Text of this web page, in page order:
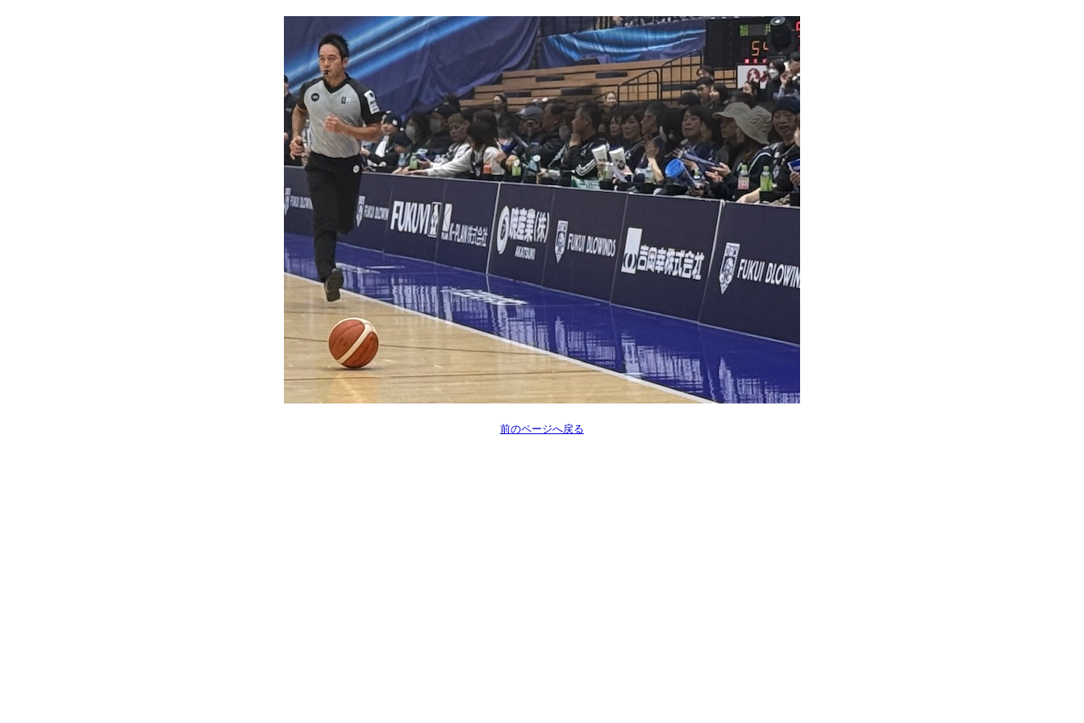
前のページへ戻る